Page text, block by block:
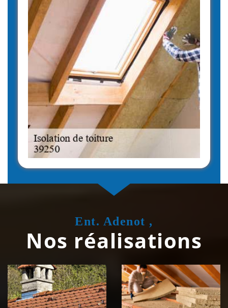
Ent. Adenot ,
Nos réalisations
Couvreur
zingueur 39
Jura
Isolation de
toiture 39
Jura